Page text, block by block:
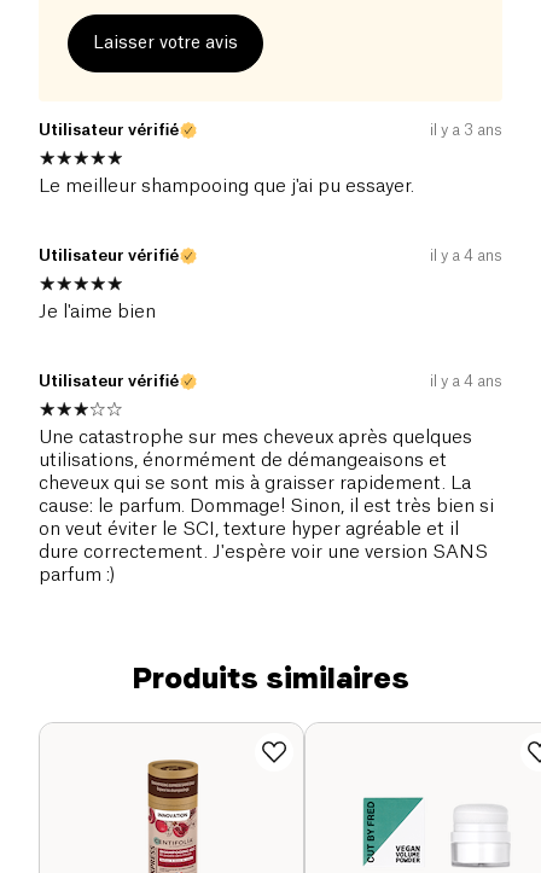
Laisser votre avis
Utilisateur vérifié il y a 3 ans
Le meilleur shampooing que j'ai pu essayer.
Utilisateur vérifié il y a 4 ans
Je l'aime bien
Utilisateur vérifié il y a 4 ans
Une catastrophe sur mes cheveux après quelques
utilisations, énormément de démangeaisons et
cheveux qui se sont mis à graisser rapidement. La
cause: le parfum. Dommage! Sinon, il est très bien si
on veut éviter le SCI, texture hyper agréable et il
dure correctement. J'espère voir une version SANS
parfum :)
Produits similaires